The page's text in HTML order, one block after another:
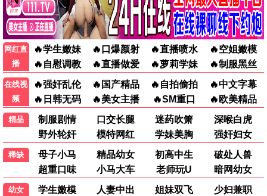
哥斯拉大战金刚3
怪兽宇宙终章 · 2025
9.2 2025
蜂鸟极速播